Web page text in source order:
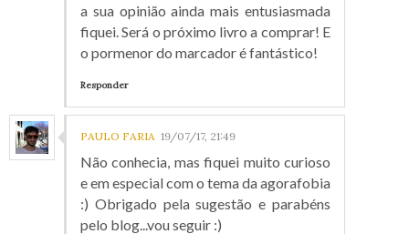
a sua opinião ainda mais entusiasmada
fiquei. Será o próximo livro a comprar! E
o pormenor do marcador é fantástico!
Responder
PAULO FARIA 19/07/17, 21:49
Não conhecia, mas fiquei muito curioso
e em especial com o tema da agorafobia
:) Obrigado pela sugestão e parabéns
pelo blog...vou seguir :)